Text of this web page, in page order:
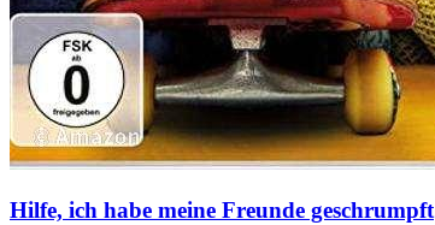
Hilfe, ich habe meine Freunde geschrumpft